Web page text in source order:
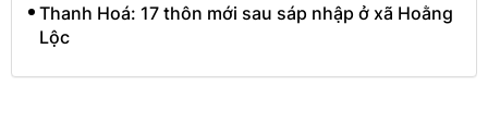
Thanh Hoá: 17 thôn mới sau sáp nhập ở xã Hoằng
Lộc